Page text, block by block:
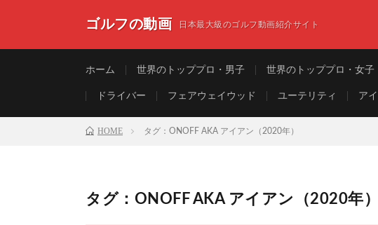
ゴルフの動画 日本最大級のゴルフ動画紹介サイト
ホーム 世界のトッププロ・男子 世界のトッププロ・女子
ドライバー フェアウェイウッド ユーテリティ ア
HOME タグ：ONOFF AKA アイアン（2020年）
タグ：ONOFF AKA アイアン（2020年）